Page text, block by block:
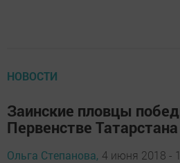
НОВОСТИ
Заинские пловцы
Первенстве Татарстана
Ольга Степанова, 4 июня 2018 -